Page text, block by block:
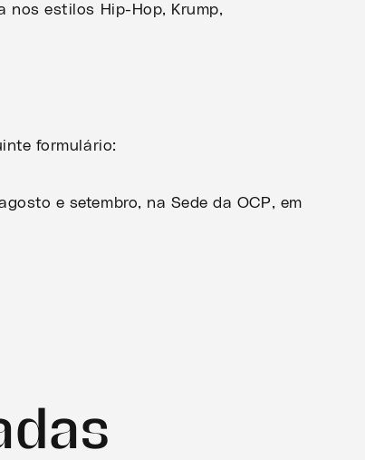
nos estilos Hip-Hop, Krump,
formulário:
e setembro, na Sede da OCP, em